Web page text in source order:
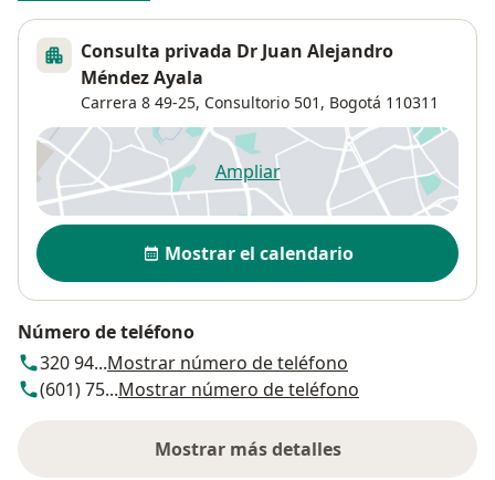
Consulta privada Dr Juan Alejandro
Méndez Ayala
Carrera 8 49-25, Consultorio 501, Bogotá 110311
Ampliarse abre en una nueva
Disponibilidad
Mostrar el calendario
Número de teléfono
320 94...Mostrar número de teléfono
(601) 75...Mostrar número de teléfono
Mostrar más detalles
sobre la dirección